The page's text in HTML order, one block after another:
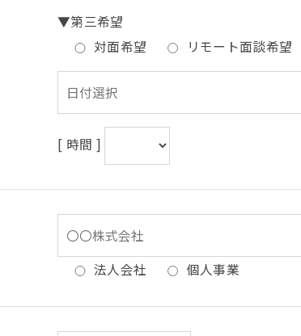
▼第三希望
対面希望
リモート面談希望
[ 時間 ]
法人会社 個人事業